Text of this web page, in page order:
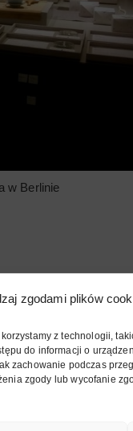
zgodami plików
z technologii,
do informacji o
zachowanie podczas
zgody lub wycofanie
w Berlinie
przeczytać o nim